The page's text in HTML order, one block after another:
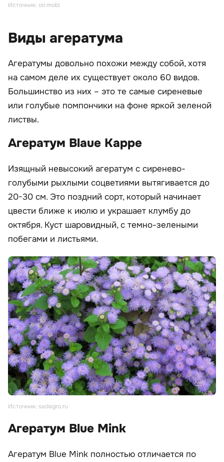
Источник: oir.mobi
Виды агератума
Агератумы довольно похожи между собой, хотя
на самом деле их существует около 60 видов.
Большинство из них – это те самые сиреневые
или голубые помпончики на фоне яркой зеленой
листвы.
Агератум Blaue Kappe
Изящный невысокий агератум с сиренево-
голубыми рыхлыми соцветиями вытягивается до
20-30 см. Это поздний сорт, который начинает
цвести ближе к июлю и украшает клумбу до
октября. Куст шаровидный, с темно-зелеными
побегами и листьями.
Источник: sadagro.ru
Агератум Blue Mink
Агератум Blue Mink полностью отличается по